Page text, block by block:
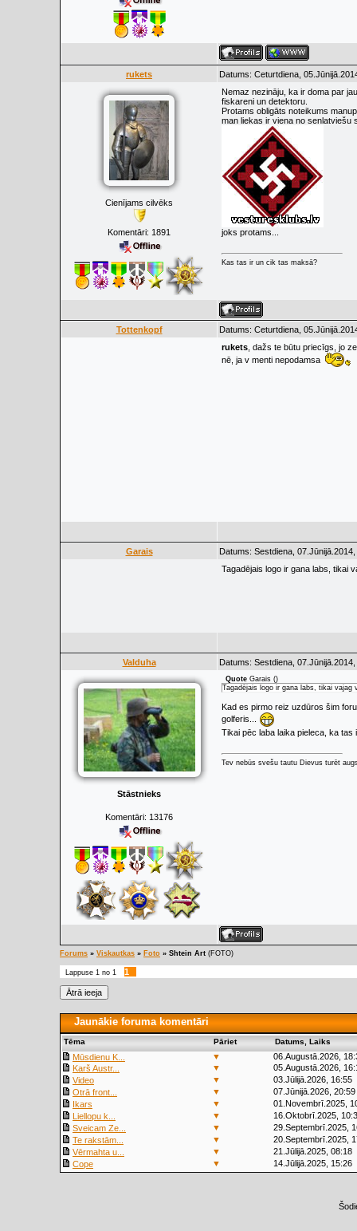
rukets Datums: Ceturtdiena,
Cienījams cilvēks
Komentāri: 1891
Nemaz nezināju, ka ir doma par
fiskareni un detektoru.
Protams obligāts noteikums
man liekas ir viena no senlatviešu
joks protams...
Kas tas ir un cik tas maksā?
Tottenkopf
Datums: Ceturtdiena,
rukets , dažs te būtu priecīgs, jo
nē, ja v menti nepodamsa
Garais
Datums: Sestdiena,
Tagadējais logo ir gana labs, tikai
Valduha Datums: Sestdiena,
Stāstnieks
Komentāri: 13176
Quote Garais ()
Tagadējais logo ir gana labs, tikai vajag
Kad es pirmo reiz uzdūros šim
golferis...
Tikai pēc laba laika pieleca, ka
Tev nebūs svešu tautu Dievus turēt
Forums » Viskautkas » Foto » Shtein Art (FOTO)
Lappuse 1 no 1 1
Jaunākie foruma komentāri
Tēma Pāriet Datums, Laiks
Mūsdienu K... ▼
06.Augustā.2026,
Karš Austr...
▼
05.Augustā.2026,
Video
▼
03.Jūlijā.2026, 16:55
Otrā front...
▼
07.Jūnijā.2026, 20:59
Ikars
▼
01.Novembrī.2025,
Liellopu k...
▼
16.Oktobrī.2025,
Sveicam Ze...
▼
29.Septembrī.2025,
Te rakstām...
▼
20.Septembrī.2025,
Vērmahta u...
▼
21.Jūlijā.2025, 08:18
Cope
▼ 14.Jūlijā.2025, 15:26